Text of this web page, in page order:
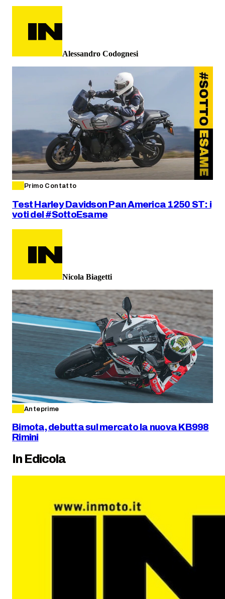
Alessandro Codognesi
Primo Contatto
Test Harley Davidson Pan America 1250 ST: i
voti del #SottoEsame
Nicola Biagetti
Anteprime
Bimota, debutta sul mercato la nuova KB998
Rimini
In Edicola